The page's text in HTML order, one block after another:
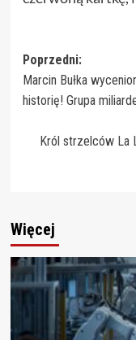
Zobacz
wpisy
Poprzedni:
Marcin Bułka
historię! Grupa
Król strzelców La
Więcej